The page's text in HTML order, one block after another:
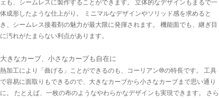
ェも、シームレスに製作することができます。 立体的なデザインもまるで一
体成形したような仕上がり。 ミニマルなデザインやソリッド感を求めると
き、シームレス接着剤の魅力が最大限に発揮されます。 機能面でも、継ぎ目
に汚れがたまらない利点があります。
大きなカーブ、小さなカーブも自在に
熱加工により「曲げる」ことができるのも、コーリアン®の特長です。 工具
で容易に面取りもできるので、大きなカーブから小さなカーブまで思い通り
に。 たとえば、一枚の布のようなやわらかなデザインも実現できます。 さら